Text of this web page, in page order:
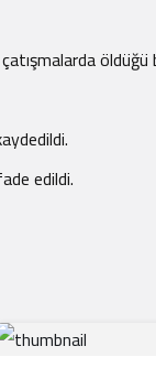
edildi.